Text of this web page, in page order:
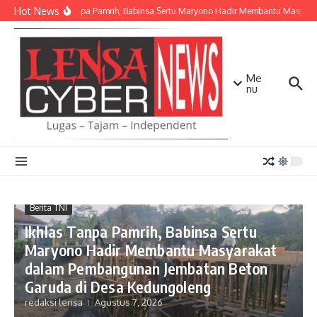
Lewati ke konten
Hot NewsIkhlas Tanpa Pamrih, Babinsa Sertu Maryono Hadir Membantu
Me
nu
Berita TNI
Ikhlas Tanpa Pamrih, Babinsa Sertu
Maryono Hadir Membantu Masyarakat
dalam Pembangunan Jembatan Beton
Garuda di Desa Kedungoleng
redaksi lensa Agustus 7, 2026